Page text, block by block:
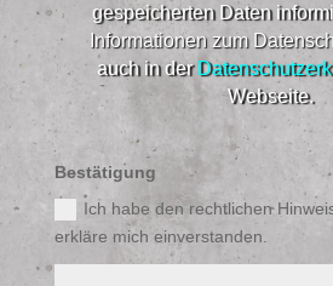
gespeicherten Daten
Informationen zum
auch in der
Webseite.​
Bestätigung
Ich habe den rechtlichen
erkläre mich einverstanden.